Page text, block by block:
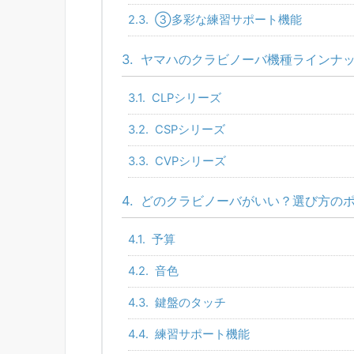
2.3. ③多彩な練習サポート機能
3. ヤマハのクラビノーバ機種ラインナ
3.1. CLPシリーズ
3.2. CSPシリーズ
3.3. CVPシリーズ
4. どのクラビノーバがいい？選び方の
4.1. 予算
4.2. 音色
4.3. 鍵盤のタッチ
4.4. 練習サポート機能